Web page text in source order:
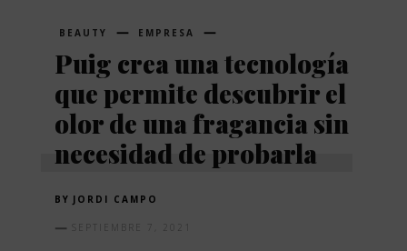
BEAUTY EMPRESA
Puig crea una tecnología
que permite descubrir el
olor de una fragancia sin
necesidad de probarla
BY JORDI CAMPO
SEPTIEMBRE 7, 2021